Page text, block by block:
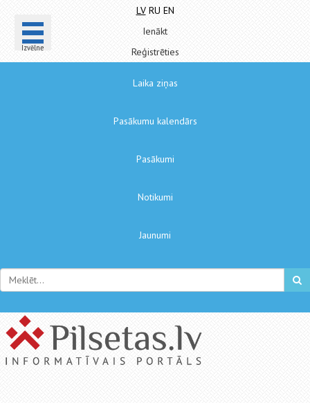
Izvēlne
LV RU EN
Ienākt
Reģistrēties
Laika ziņas
Pasākumu kalendārs
Pasākumi
Notikumi
Jaunumi